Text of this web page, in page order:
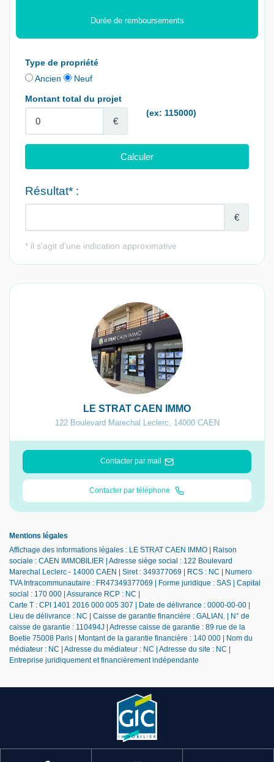
Durée de remboursements
LE STRAT CAEN IMMO
122 Boulevard Marechal Leclerc, 14000 CAEN
Contacter par mail
Contacter par téléphone
Mentions légales
Affichage des informations légales : LE STRAT CAEN IMMO | Raison
sociale : CAEN IMMOBILIER | Adresse siège social : 122 Boulevard
Marechal Leclerc - 14000 CAEN | Siret : 349377069 | RCS : NC | Numero
TVA Intracommunautaire : FR47349377069 | Forme juridique : SAS | Capital
social : 170 000 | Assurance RCP : NC |
Carte T : CPI 1401 2016 000 005 307 | Date de délivrance : 0000-00-00 |
Lieu de délivrance : NC | Caisse de garantie financière : GALIAN. | N° de
caisse de garantie : 110494J | Adresse caisse de garantie : 89 rue de la
Boetie 75008 Paris | Montant de la garantie financière : 140 000 | Nom du
médiateur : NC | Adresse du médiateur : NC | Adresse du site : NC |
Entreprise juridiquement et financièrement indépendante